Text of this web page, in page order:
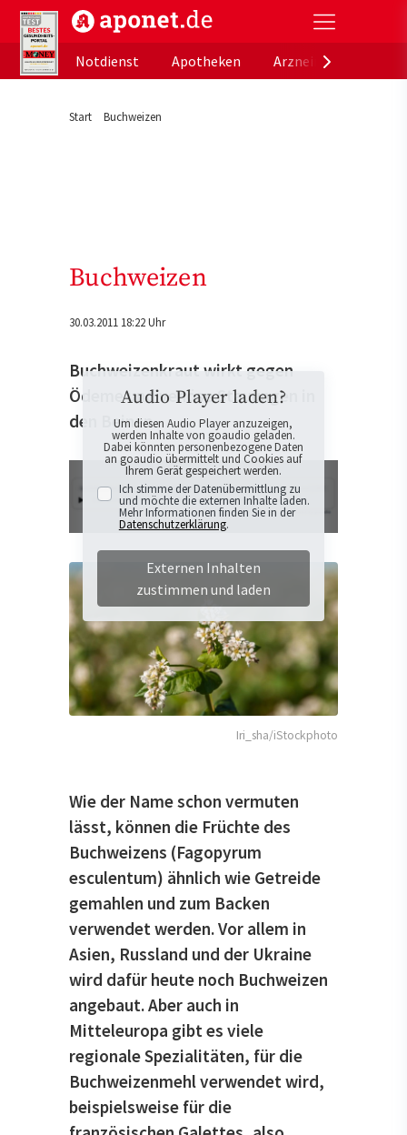
aponet.de - Das offizielle Gesundheitsportal der
Notdienst
Apotheken
Start Buchweizen
Buchweizen
30.03.2011 18:22 Uhr
Buchweizenkraut wirkt gegen
Ödeme und venöse Stauungen in
den Beinen.
Audio Player laden?
Um diesen Audio Player anzuzeigen,
werden Inhalte von goaudio geladen.
Dabei könnten personenbezogene Daten
an goaudio übermittelt und Cookies auf
Ihrem Gerät gespeichert werden.
Ich stimme der Datenübermittlung zu
und möchte die externen Inhalte laden.
Mehr Informationen finden Sie in der
Datenschutzerklärung.
Externen Inhalten
zustimmen und laden
Iri_sha/iStockphoto
Wie der Name schon vermuten
lässt, können die Früchte des
Buchweizens (Fagopyrum
esculentum) ähnlich wie Getreide
gemahlen und zum Backen
verwendet werden. Vor allem in
Asien, Russland und der Ukraine
wird dafür heute noch Buchweizen
angebaut. Aber auch in
Mitteleuropa gibt es viele
regionale Spezialitäten, für die
Buchweizenmehl verwendet wird,
beispielsweise für die